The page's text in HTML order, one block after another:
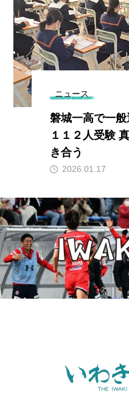
ニュース
磐城一高で一
１１２人受験
き合う
2026.01.17